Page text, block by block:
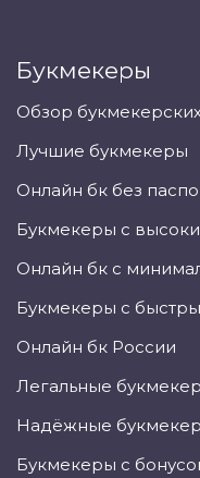
Букмекеры
Обзор
Лучшие букмекеры
Онлайн бк без
Букмекеры с
Онлайн бк с
Букмекеры с
Онлайн бк России
Легальные
Надёжные
Букмекеры с